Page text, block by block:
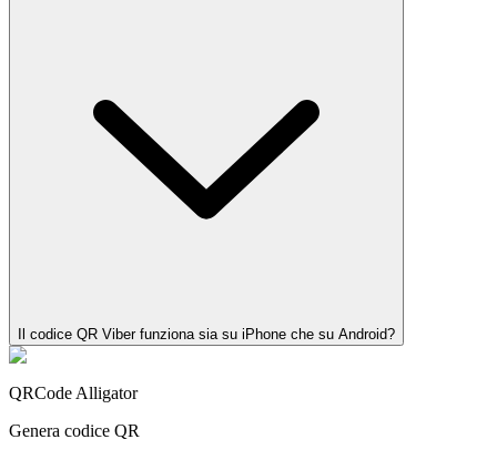
Il codice QR Viber funziona sia su iPhone che su Android?
QRCode Alligator
Genera codice QR